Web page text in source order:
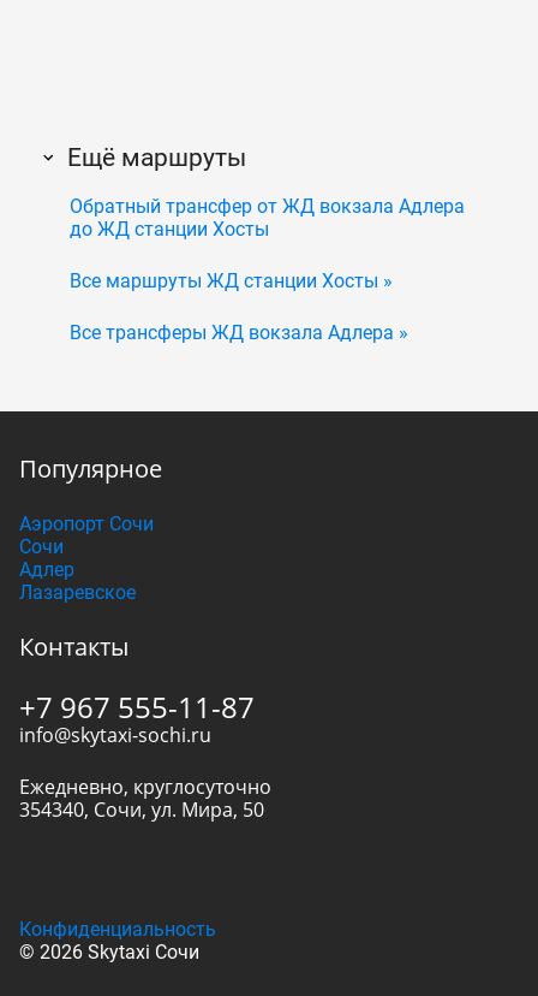
Ещё маршруты
Обратный трансфер от ЖД вокзала Адлера
до ЖД станции Хосты
Все маршруты ЖД станции Хосты »
Все трансферы ЖД вокзала Адлера »
Популярное
Аэропорт Сочи
Сочи
Адлер
Лазаревское
Контакты
+7 967 555-11-87
info@skytaxi-sochi.ru
Ежедневно, круглосуточно
354340, Сочи, ул. Мира, 50
© 2026 Skytaxi Сочи
Конфиденциальность